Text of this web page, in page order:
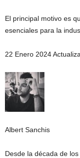
El principal motivo es
esenciales para la
22 Enero 2024
Albert Sanchis
Desde la década de